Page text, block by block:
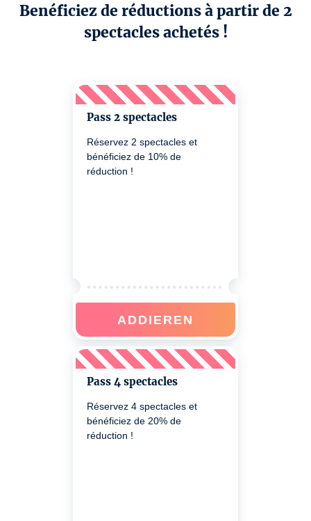
Benéficiez de réductions à partir de 2
spectacles achetés !
Pass 2 spectacles
Réservez 2 spectacles et
bénéficiez de 10% de
réduction !
ADDIEREN
Pass 4 spectacles
Réservez 4 spectacles et
bénéficiez de 20% de
réduction !